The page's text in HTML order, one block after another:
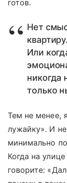
готов.
Нет
Или
никогда
только
Тем не менее,
лужайку». И
минимально
Когда на
говорите: